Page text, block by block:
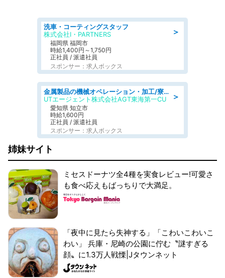
＞
洗車・コーティングスタッフ
株式会社I・PARTNERS
福岡県 福岡市
時給1,400円～1,750円
正社員 / 派遣社員
スポンサー：求人ボックス
＞
金属製品の機械オペレーション・加工/寮完備/日払い/工場・製造
UTエージェント株式会社AGT東海第一CU
愛知県 知立市
時給1,600円
正社員 / 派遣社員
スポンサー：求人ボックス
姉妹サイト
ミセスドーナツ全4種を実食レビュー!可愛さ
も食べ応えもばっちりで大満足。
「夜中に見たら失神する」「こわいこわいこ
わい」 兵庫・尼崎の公園に佇む〝謎すぎる
顔〟に1.3万人戦慄|Jタウンネット